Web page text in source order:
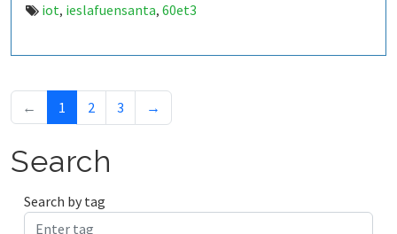
iot, ieslafuensanta, 60et3
← 1 2 3 →
Search
Search by tag